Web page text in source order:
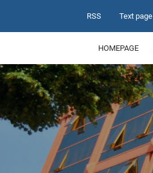
RSS Text page
HOMEPAGE